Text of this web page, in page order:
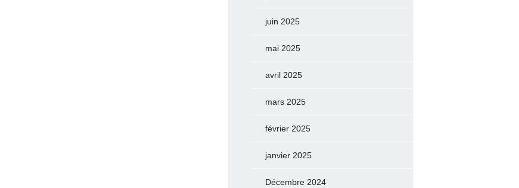
juin 2025
mai 2025
avril 2025
mars 2025
février 2025
janvier 2025
Décembre 2024